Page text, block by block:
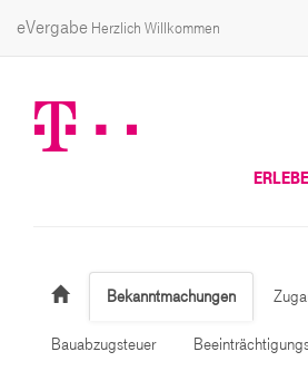
eVergabe Herzlich Willkommen
Bekanntmachungen
Bauabzugsteuer